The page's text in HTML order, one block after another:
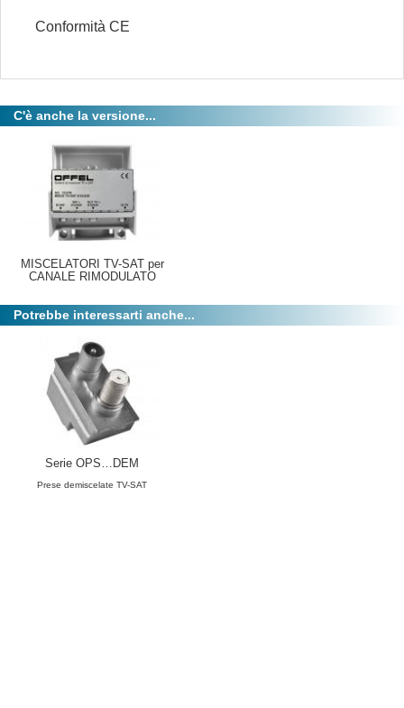
Conformità CE
C'è anche la versione...
MISCELATORI TV-SAT per
CANALE RIMODULATO
Potrebbe interessarti anche...
Serie OPS…DEM
Prese demiscelate TV-SAT